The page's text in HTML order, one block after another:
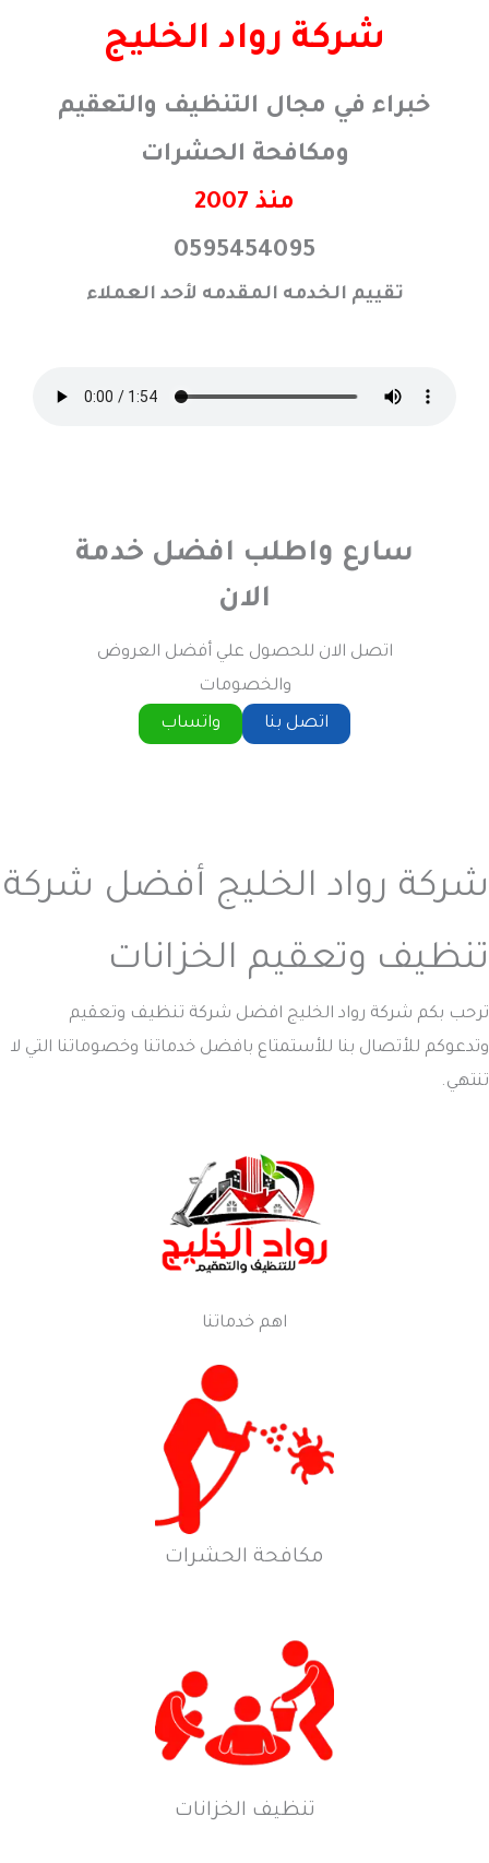
شركة رواد الخليج
خبراء في مجال التنظيف والتعقيم
ومكافحة الحشرات
منذ 2007
0595454095
تقييم الخدمه المقدمه لأحد العملاء
سارع واطلب افضل خدمة
الان
اتصل الان للحصول علي أفضل العروض
والخصومات
اتصل بنا
واتساب
شركة رواد الخليج أفضل شركة
تنظيف وتعقيم الخزانات
ترحب بكم شركة رواد الخليج افضل شركة تنظيف وتعقيم
وتدعوكم للأتصال بنا للأستمتاع بافضل خدماتنا وخصوماتنا التي لا
تنتهي.
اهم خدماتنا
مكافحة الحشرات
تنظيف الخزانات